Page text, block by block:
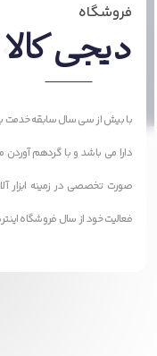
فروشگاه
دیجی کالا
با بیش از سی سال سابقه خدمت
دارا می باشد و با گردهم
صورت تخصصی در زمینه ابزار
فعالیت خود از سال فروشگاه